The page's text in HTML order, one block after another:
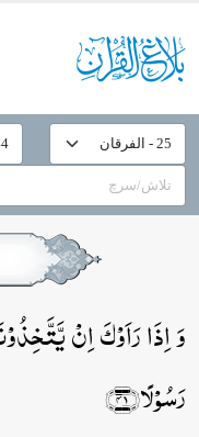
وَ اِذَا رَاَوۡکَ اِنۡ
رَسُوۡلًا﴿۴۱﴾